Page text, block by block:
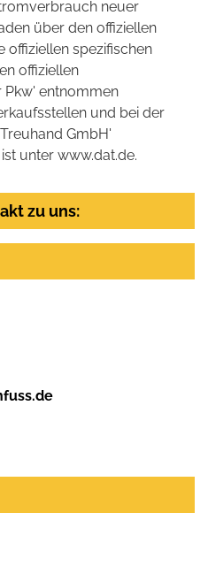
neuer
über den offiziellen
offiziellen spezifischen
offiziellen
entnommen
und bei der
GmbH'
unter www.dat.de.
zu uns: